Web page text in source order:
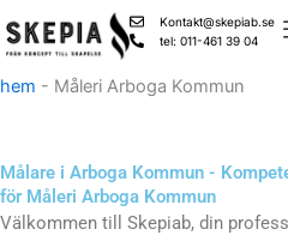
to
Kontakt@skepiab.se
tel: 011-461 39 04
hem - Måleri Arboga Kommun
Målare i Arboga Kommun -
för Måleri Arboga Kommun
Välkommen till Skepiab, din